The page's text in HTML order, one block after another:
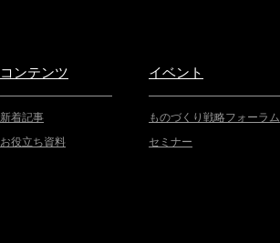
コンテンツ
新着記事
お役立ち資料
イベント
ものづくり戦略フォーラム
セミナー